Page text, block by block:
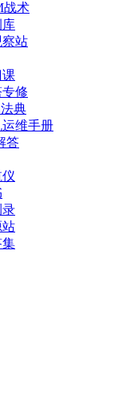
战术
库
站
课
修
典
维手册
答
录
站
集